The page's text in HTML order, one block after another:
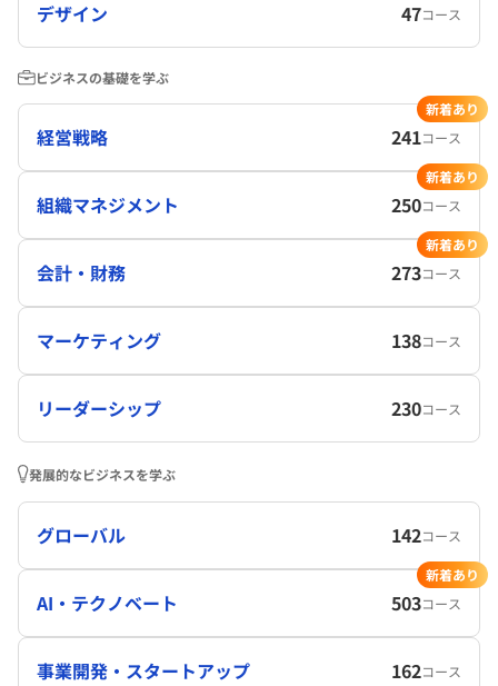
デザイン 47コース
ビジネスの基礎を学ぶ
経営戦略 241コース
新着あり
組織マネジメント 250コース
新着あり
会計・財務 273コース
新着あり
マーケティング 138コース
リーダーシップ 230コース
発展的なビジネスを学ぶ
グローバル 142コース
AI・テクノベート 503コース
新着あり
事業開発・スタートアップ 162コース